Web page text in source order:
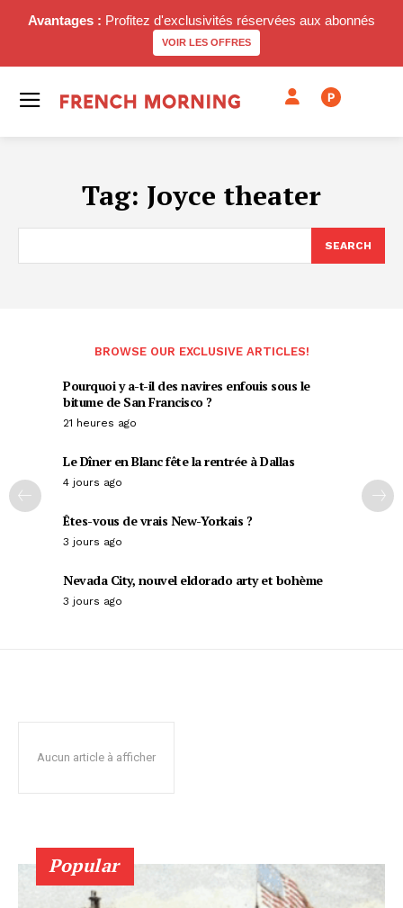
Avantages : Profitez d'exclusivités réservées aux abonnés
VOIR LES OFFRES
P
Tag: Joyce theater
SEARCH
BROWSE OUR EXCLUSIVE ARTICLES!
Pourquoi y a-t-il des navires enfouis sous le
bitume de San Francisco ?
21 heures ago
Le Dîner en Blanc fête la rentrée à Dallas
4 jours ago
Êtes-vous de vrais New-Yorkais ?
3 jours ago
Nevada City, nouvel eldorado arty et bohème
3 jours ago
Aucun article à afficher
Popular